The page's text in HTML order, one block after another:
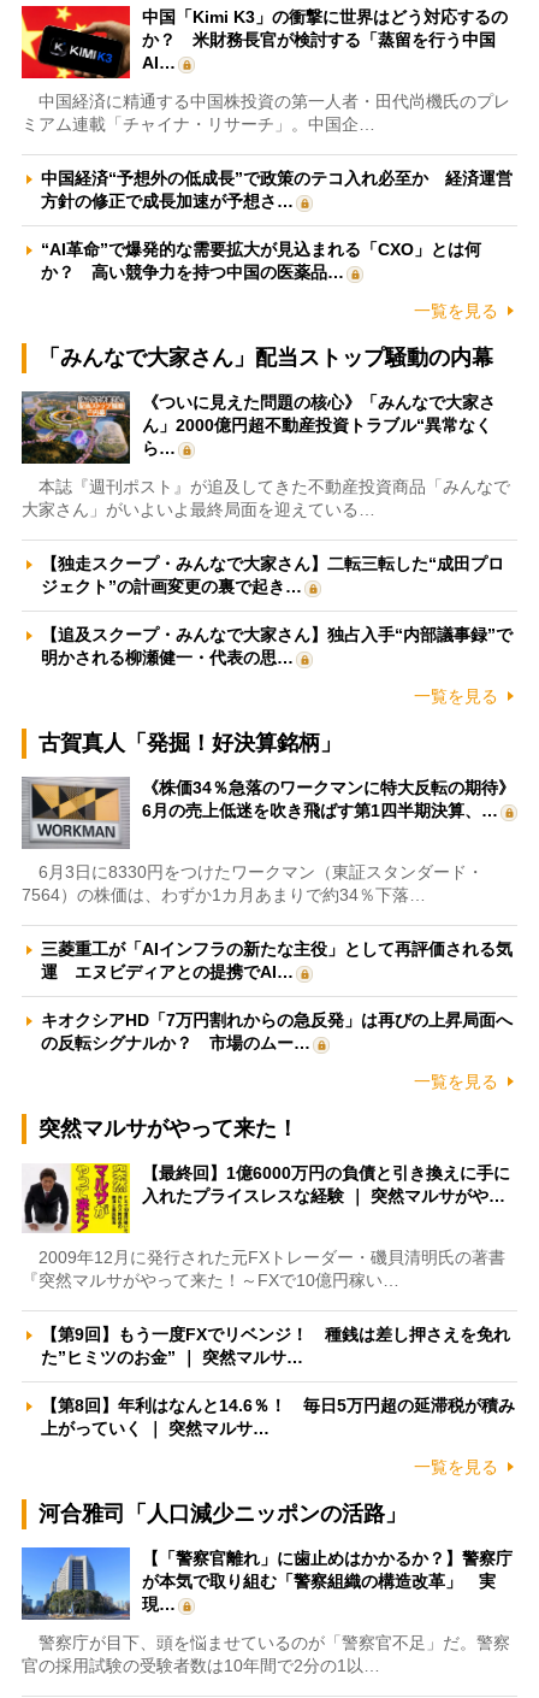
中国「Kimi K3」の衝撃に世界はどう対応するの
か？ 米財務長官が検討する「蒸留を行う中国
AI…
中国経済に精通する中国株投資の第一人者・田代尚機氏のプレ
ミアム連載「チャイナ・リサーチ」。中国企…
中国経済“予想外の低成長”で政策のテコ入れ必至か 経済運営
方針の修正で成長加速が予想さ…
“AI革命”で爆発的な需要拡大が見込まれる「CXO」とは何
か？ 高い競争力を持つ中国の医薬品…
一覧を見る
「みんなで大家さん」配当ストップ騒動の内幕
《ついに見えた問題の核心》「みんなで大家さ
ん」2000億円超不動産投資トラブル“異常なく
ら…
本誌『週刊ポスト』が追及してきた不動産投資商品「みんなで
大家さん」がいよいよ最終局面を迎えている…
【独走スクープ・みんなで大家さん】二転三転した“成田プロ
ジェクト”の計画変更の裏で起き…
【追及スクープ・みんなで大家さん】独占入手“内部議事録”で
明かされる柳瀬健一・代表の思…
一覧を見る
古賀真人「発掘！好決算銘柄」
《株価34％急落のワークマンに特大反転の期待》
6月の売上低迷を吹き飛ばす第1四半期決算、…
6月3日に8330円をつけたワークマン（東証スタンダード・
7564）の株価は、わずか1カ月あまりで約34％下落…
三菱重工が「AIインフラの新たな主役」として再評価される気
運 エヌビディアとの提携でAI…
キオクシアHD「7万円割れからの急反発」は再びの上昇局面へ
の反転シグナルか？ 市場のムー…
一覧を見る
突然マルサがやって来た！
【最終回】1億6000万円の負債と引き換えに手に
入れたプライスレスな経験 ｜ 突然マルサがや…
2009年12月に発行された元FXトレーダー・磯貝清明氏の著書
『突然マルサがやって来た！～FXで10億円稼い…
【第9回】もう一度FXでリベンジ！ 種銭は差し押さえを免れ
た”ヒミツのお金” ｜ 突然マルサ…
【第8回】年利はなんと14.6％！ 毎日5万円超の延滞税が積み
上がっていく ｜ 突然マルサ…
一覧を見る
河合雅司「人口減少ニッポンの活路」
【「警察官離れ」に歯止めはかかるか？】警察庁
が本気で取り組む「警察組織の構造改革」 実
現…
警察庁が目下、頭を悩ませているのが「警察官不足」だ。警察
官の採用試験の受験者数は10年間で2分の1以…